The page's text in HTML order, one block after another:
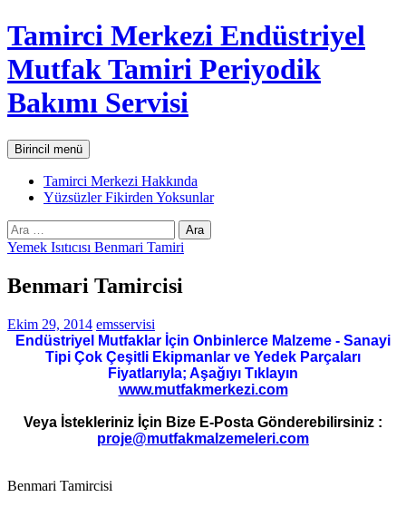
İçeriğe
atla
Tamirci Merkezi Endüstriyel
Mutfak Tamiri Periyodik
Bakımı Servisi
AraBirincil menü
Tamirci Merkezi Hakkında
Yüzsüzler Fikirden Yoksunlar
Arama:
Yemek Isıtıcısı Benmari Tamiri
Benmari Tamircisi
Ekim 29, 2014 emsservisi
Endüstriyel Mutfaklar İçin Onbinlerce Malzeme - Sanayi
Tipi Çok Çeşitli Ekipmanlar ve Yedek Parçaları
Fiyatlarıyla; Aşağıyı Tıklayın
www.mutfakmerkezi.com
Veya İstekleriniz İçin Bize E-Posta Gönderebilirsiniz :
proje@mutfakmalzemeleri.com
Benmari Tamircisi